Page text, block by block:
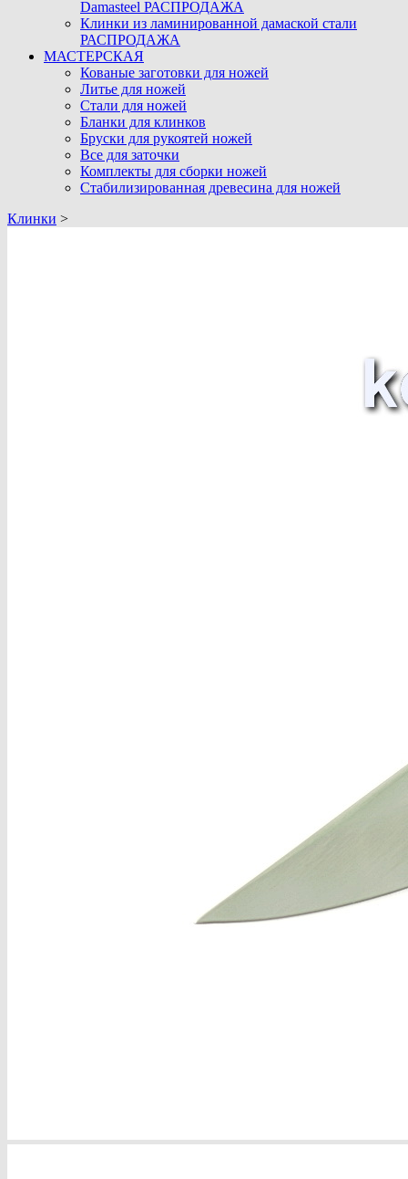
Damasteel РАСПРОДАЖА
Клинки из ламинированной дамаской стали
РАСПРОДАЖА
МАСТЕРСКАЯ
Кованые заготовки для ножей
Литье для ножей
Стали для ножей
Бланки для клинков
Бруски для рукоятей ножей
Все для заточки
Комплекты для сборки ножей
Стабилизированная древесина для ножей
Клинки >